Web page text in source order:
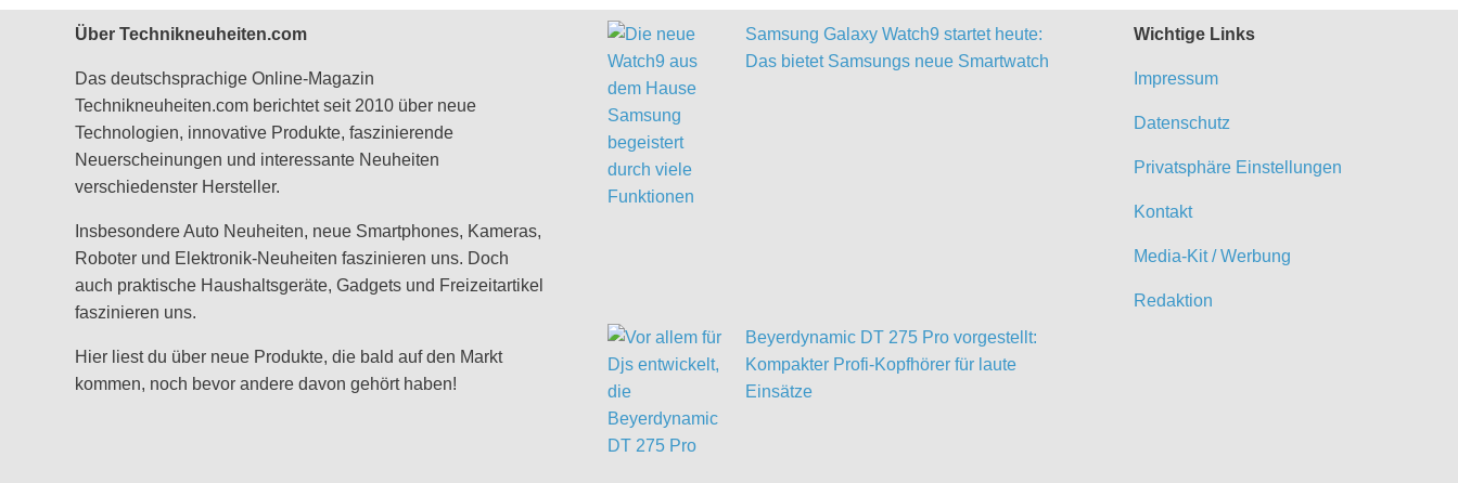
Über Technikneuheiten.com
Das deutschsprachige Online-Magazin
Technikneuheiten.com berichtet seit 2010 über neue
Technologien, innovative Produkte, faszinierende
Neuerscheinungen und interessante Neuheiten
verschiedenster Hersteller.
Insbesondere Auto Neuheiten, neue Smartphones, Kameras,
Roboter und Elektronik-Neuheiten faszinieren uns. Doch
auch praktische Haushaltsgeräte, Gadgets und Freizeitartikel
faszinieren uns.
Hier liest du über neue Produkte, die bald auf den Markt
kommen, noch bevor andere davon gehört haben!
Samsung Galaxy Watch9 startet heute:
Das bietet Samsungs neue Smartwatch
Beyerdynamic DT 275 Pro vorgestellt:
Kompakter Profi-Kopfhörer für laute
Einsätze
Wichtige Links
Impressum
Datenschutz
Privatsphäre Einstellungen
Kontakt
Media-Kit / Werbung
Redaktion